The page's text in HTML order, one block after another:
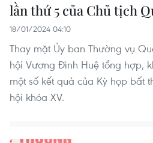
lần thứ 5 của Chủ tịch
18/01/2024 04:10
Thay mặt Ủy ban Thường vụ
hội Vương Đình Huệ tổng hợp,
một số kết quả của Kỳ họp bất
hội khóa XV.